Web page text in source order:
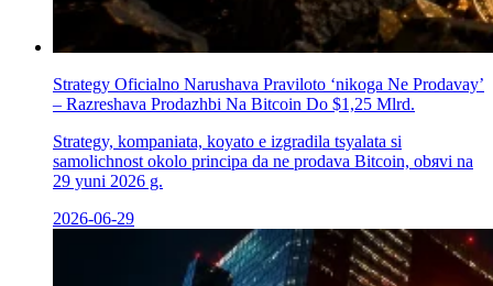
Strategy Oficіalno Narushava Praviloto ‘nikoga Ne Prodavay’
– Razreshava Prodazhbi Na Bitcoin Do $1,25 Mlrd.
Strategy, kompaniata, koуato е izgradila tsyalata si
samolichnost okolo principa da ne prodava Bitcoin, obяvi na
29 yuni 2026 g.
2026-06-29